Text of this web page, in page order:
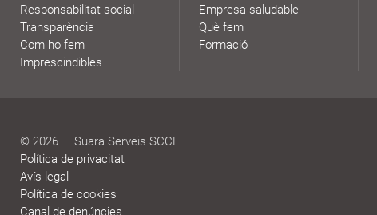
Responsabilitat social
Transparència
Com ho fem
Imprescindibles
Empresa saludable
Què fem
Formació
© 2026 — Suara Serveis SCCL
Política de privacitat
Avís legal
Política de cookies
Canal de denúncies